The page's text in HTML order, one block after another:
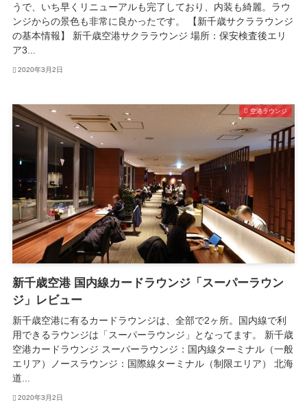
うで、いち早くリニューアルも完了しており、内装も綺麗。ラウ
ンジからの景色も非常に良かったです。 【新千歳サクララウンジ
の基本情報】 新千歳空港サクララウンジ 場所：保安検査後エリ
ア3...
2020年3月2日
空港ラウンジ
新千歳空港 国内線カードラウンジ「スーパーラウン
ジ」レビュー
新千歳空港に有るカードラウンジは、全部で2ヶ所。国内線で利
用できるラウンジは「スーパーラウンジ」となってます。 新千歳
空港カードラウンジ スーパーラウンジ：国内線ターミナル（一般
エリア）ノースラウンジ：国際線ターミナル（制限エリア） 北海
道...
2020年3月2日